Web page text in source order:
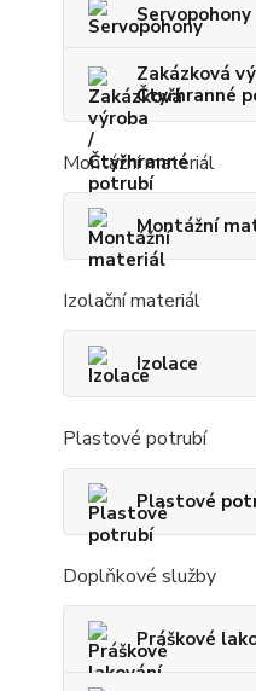
Servopohony
Zakázková
Čtyřhranné
Montážní materiál
Montážní
Izolační materiál
Izolace
Plastové potrubí
Plastové
Doplňkové služby
Práškové